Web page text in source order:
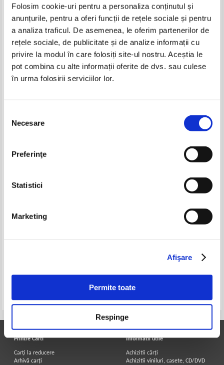
Folosim cookie-uri pentru a personaliza conținutul și
anunțurile, pentru a oferi funcții de rețele sociale și pentru
a analiza traficul. De asemenea, le oferim partenerilor de
rețele sociale, de publicitate și de analize informații cu
privire la modul în care folosiți site-ul nostru. Aceștia le
pot combina cu alte informații oferite de dvs. sau culese
în urma folosirii serviciilor lor.
consimțământului
Necesare
Preferinţe
Statistici
Marketing
Afişare
Permite toate
Respinge
Cristache Gheorghe - Voievozi,
presedinti si alti sefi de stat din
Stanciugel Robert, Balasa
etrange de Ionesco
timoceni (3 volume)
Pagina:
Printre Carti
Carți la reducere
Arhivă carți
Informatii utile
Achizitii cărți
Achizitii viniluri, casete, CD/DVD